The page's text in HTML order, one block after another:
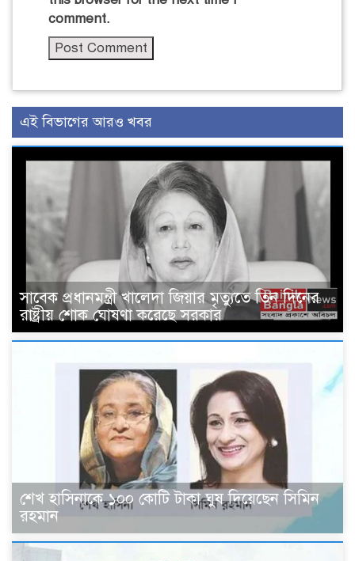
comment.
এই বিভাগের আরও খবর
সাবেক প্রধানমন্ত্রী খালেদা জিয়ার মৃত্যুতে তিন দিনের
রাষ্ট্রীয় শোক ঘোষণা করেছে সরকার
শেখ হাসিনাকে ১০০ কোটি টাকা ঘুষ দিয়েছেন সিমিন
রহমান